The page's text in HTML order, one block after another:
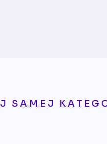
SAMEJ